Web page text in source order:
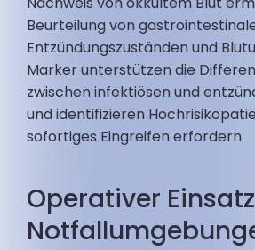
Beurteilung von
Entzündungszuständen und
Marker unterstützen die
zwischen infektiösen und
und identifizieren
sofortiges Eingreifen erfordern.
Operativer